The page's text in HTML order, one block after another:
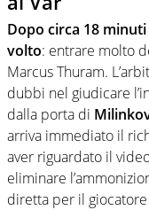
Dopo circa 18
volto: entrare molto
Marcus Thuram.
dubbi nel giudicare
dalla porta di
arriva immediato il
aver riguardato il
eliminare
diretta per il giocatore